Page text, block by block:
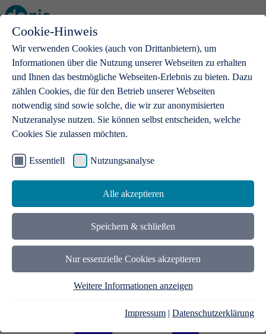
Cookie-Hinweis
Wir verwenden Cookies (auch von Drittanbietern), um
Informationen über die Nutzung unserer Webseiten zu erhalten
und Ihnen das bestmögliche Webseiten-Erlebnis zu bieten. Dazu
zählen Cookies, die für den Betrieb unserer Webseiten
notwendig sind sowie solche, die wir zur anonymisierten
Nutzeranalyse nutzen. Sie können selbst entscheiden, welche
Cookies Sie zulassen möchten.
Essentiell Nutzungsanalyse
Alle akzeptieren
Speichern & schließen
Nur essenzielle Cookies akzeptieren
Weitere Informationen anzeigen
Impressum | Datenschutzerklärung
Open main menu
.de-Domains
Mit einer .de-Domain erhalten Ideen eine Bühne